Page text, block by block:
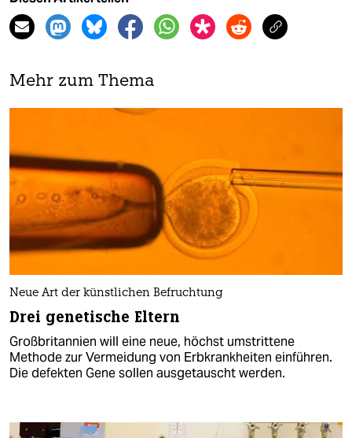
Mehr zum Thema
Neue Art der künstlichen Befruchtung
Drei genetische Eltern
Großbritannien will eine neue, höchst umstrittene
Methode zur Vermeidung von Erbkrankheiten einführen.
Die defekten Gene sollen ausgetauscht werden.